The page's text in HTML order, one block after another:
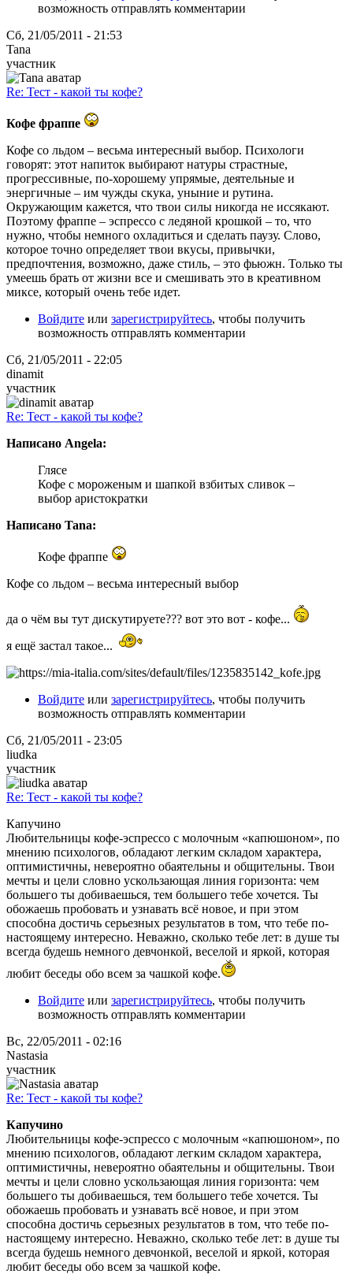
возможность отправлять комментарии
Сб, 21/05/2011 - 21:53
Tana
участник
Re: Тест - какой ты кофе?
Кофе фраппе
Кофе со льдом – весьма интересный выбор. Психологи
говорят: этот напиток выбирают натуры страстные,
прогрессивные, по-хорошему упрямые, деятельные и
энергичные – им чужды скука, уныние и рутина.
Окружающим кажется, что твои силы никогда не иссякают.
Поэтому фраппе – эспрессо с ледяной крошкой – то, что
нужно, чтобы немного охладиться и сделать паузу. Слово,
которое точно определяет твои вкусы, привычки,
предпочтения, возможно, даже стиль, – это фьюжн. Только ты
умеешь брать от жизни все и смешивать это в креативном
миксе, который очень тебе идет.
Войдите или зарегистрируйтесь, чтобы получить
возможность отправлять комментарии
Сб, 21/05/2011 - 22:05
dinamit
участник
Re: Тест - какой ты кофе?
Написано Angela:
Глясе
Кофе с мороженым и шапкой взбитых сливок –
выбор аристократки
Написано Tana:
Кофе фраппе
Кофе со льдом – весьма интересный выбор
да о чём вы тут дискутируете??? вот это вот - кофе...
я ещё застал такое...
Войдите или зарегистрируйтесь, чтобы получить
возможность отправлять комментарии
Сб, 21/05/2011 - 23:05
liudka
участник
Re: Тест - какой ты кофе?
Капучино
Любительницы кофе-эспрессо с молочным «капюшоном», по
мнению психологов, обладают легким складом характера,
оптимистичны, невероятно обаятельны и общительны. Твои
мечты и цели словно ускользающая линия горизонта: чем
большего ты добиваешься, тем большего тебе хочется. Ты
обожаешь пробовать и узнавать всё новое, и при этом
способна достичь серьезных результатов в том, что тебе по-
настоящему интересно. Неважно, сколько тебе лет: в душе ты
всегда будешь немного девчонкой, веселой и яркой, которая
любит беседы обо всем за чашкой кофе.
Войдите или зарегистрируйтесь, чтобы получить
возможность отправлять комментарии
Вс, 22/05/2011 - 02:16
Nastasia
участник
Re: Тест - какой ты кофе?
Капучино
Любительницы кофе-эспрессо с молочным «капюшоном», по
мнению психологов, обладают легким складом характера,
оптимистичны, невероятно обаятельны и общительны. Твои
мечты и цели словно ускользающая линия горизонта: чем
большего ты добиваешься, тем большего тебе хочется. Ты
обожаешь пробовать и узнавать всё новое, и при этом
способна достичь серьезных результатов в том, что тебе по-
настоящему интересно. Неважно, сколько тебе лет: в душе ты
всегда будешь немного девчонкой, веселой и яркой, которая
любит беседы обо всем за чашкой кофе.